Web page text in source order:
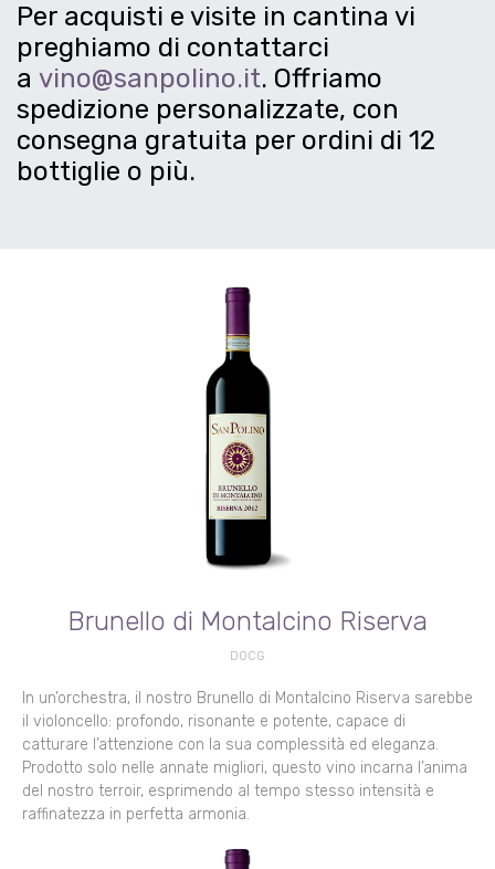
Per acquisti e visite in cantina vi
preghiamo di contattarci
a vino@sanpolino.it. Offriamo
spedizione personalizzate, con
consegna gratuita per ordini di 12
bottiglie o più.
Brunello di Montalcino Riserva
DOCG
In un’orchestra, il nostro Brunello di Montalcino Riserva sarebbe
il violoncello: profondo, risonante e potente, capace di
catturare l’attenzione con la sua complessità ed eleganza.
Prodotto solo nelle annate migliori, questo vino incarna l’anima
del nostro terroir, esprimendo al tempo stesso intensità e
raffinatezza in perfetta armonia.